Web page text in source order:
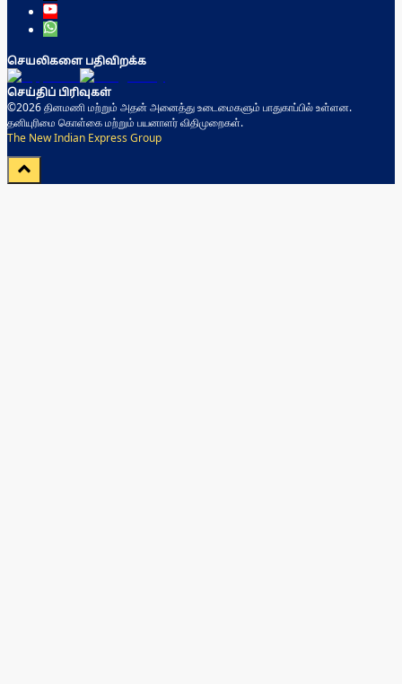
செயலிகளை பதிவிறக்க
செய்திப் பிரிவுகள்
©2026 தினமணி மற்றும் அதன் அனைத்து உடைமைகளும் பாதுகாப்பில் உள்ளன.
தனியுரிமை கொள்கை மற்றும் பயனாளர் விதிமுறைகள்.
The New Indian Express Group